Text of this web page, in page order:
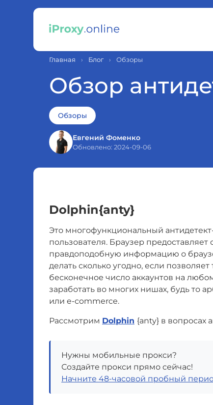
Главная › Блог › Обзоры
Обзор
Обзоры
Евгений Фоменко
Обновлено: 2024-09-06
Dolphin{anty}
Это многофункциональный
пользователя. Браузер
правдоподобную информацию о
делать сколько угодно, если
бесконечное число аккаунтов на
заработать во многих нишах, будь то
или e-commerce.
Рассмотрим Dolphin {anty} в вопросах
Нужны мобильные прокси?
Создайте прокси прямо сейчас!
Начните 48-часовой пробный